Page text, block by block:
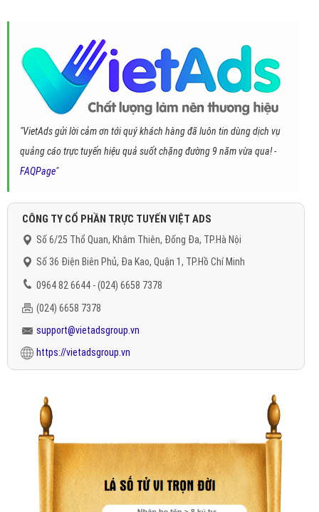
"VietAds gửi lời cảm ơn tới quý khách hàng đã luôn tin dùng dịch vụ
quảng cáo trực tuyến hiệu quả suốt chặng đường 9 năm vừa qua! -
FAQPage"
CÔNG TY CỔ PHẦN TRỰC TUYẾN VIỆT ADS
Số 6/25 Thổ Quan, Khâm Thiên, Đống Đa, TP.Hà Nội
Số 36 Điện Biên Phủ, Đa Kao, Quận 1, TP.Hồ Chí Minh
0964 82 6644 - (024) 6658 7378
(024) 6658 7378
support@vietadsgroup.vn
https://vietadsgroup.vn